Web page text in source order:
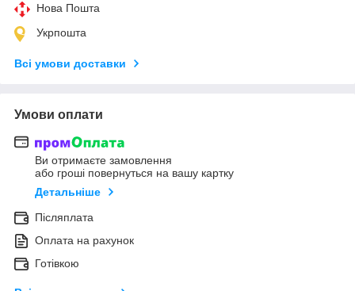
Нова Пошта
Укрпошта
Всі умови доставки
Умови оплати
Ви отримаєте замовлення
або гроші повернуться на вашу картку
Детальніше
Післяплата
Оплата на рахунок
Готівкою